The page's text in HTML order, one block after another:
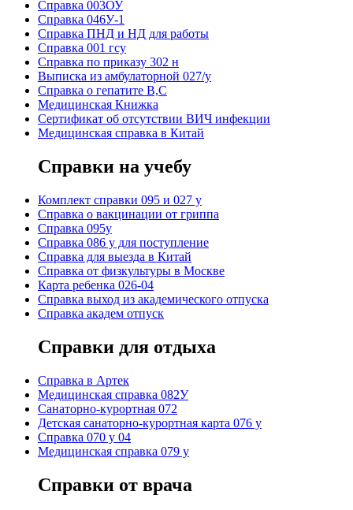
Справка 003ОУ
Справка 046У-1
Справка ПНД и НД для работы
Справка 001 гсу
Справка по приказу 302 н
Выписка из амбулаторной 027/у
Справка о гепатите B,C
Медицинская Книжка
Сертификат об отсутствии ВИЧ инфекции
Медицинская справка в Китай
Справки на учебу
Комплект справки 095 и 027 у
Справка о вакцинации от гриппа
Справка 095у
Справка 086 у для поступление
Справка для выезда в Китай
Справка от физкультуры в Москве
Карта ребенка 026-04
Справка выход из академического отпуска
Справка академ отпуск
Справки для отдыха
Cправка в Артек
Медицинская справка 082У
Санаторно-курортная 072
Детская санаторно-курортная карта 076 у
Справка 070 у 04
Медицинская справка 079 у
Справки от врача